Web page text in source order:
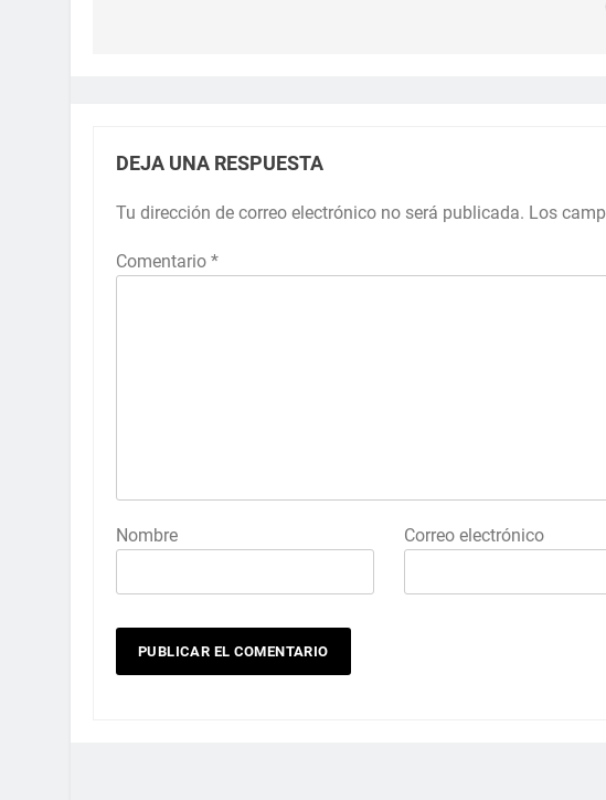
DEJA UNA RESPUESTA
Tu dirección de correo electrónico no será publicada. Los
Comentario *
Nombre Correo electrónico